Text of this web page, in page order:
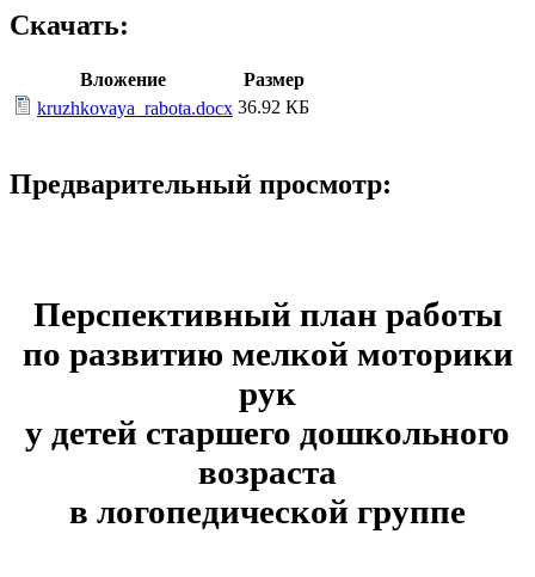
Скачать:
Вложение
Размер
kruzhkovaya_rabota.docx 36.92 КБ
Предварительный просмотр:
Перспективный план работы
по развитию мелкой моторики
рук
у детей старшего дошкольного
возраста
в логопедической группе